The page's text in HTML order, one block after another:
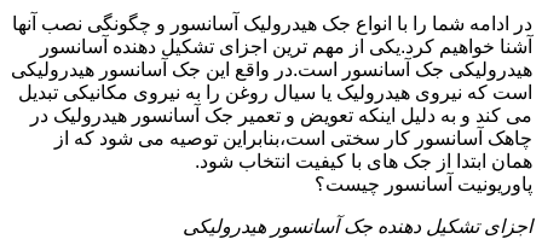
در ادامه شما را با انواع جک هیدرولیک آسانسور و چگونگی نصب آنها
آشنا خواهیم کرد.یکی از مهم ترین اجزای تشکیل دهنده آسانسور
هیدرولیکی جک آسانسور است.در واقع این جک آسانسور هیدرولیکی
است که نیروی هیدرولیک یا سیال روغن را به نیروی مکانیکی تبدیل
می کند و به دلیل اینکه تعویض و تعمیر جک آسانسور هیدرولیک در
چاهک آسانسور کار سختی است،بنابراین توصیه می شود که از
همان ابتدا از جک های با کیفیت انتخاب شود.
پاوریونیت آسانسور چیست؟
اجزای تشکیل دهنده جک آسانسور هیدرولیکی